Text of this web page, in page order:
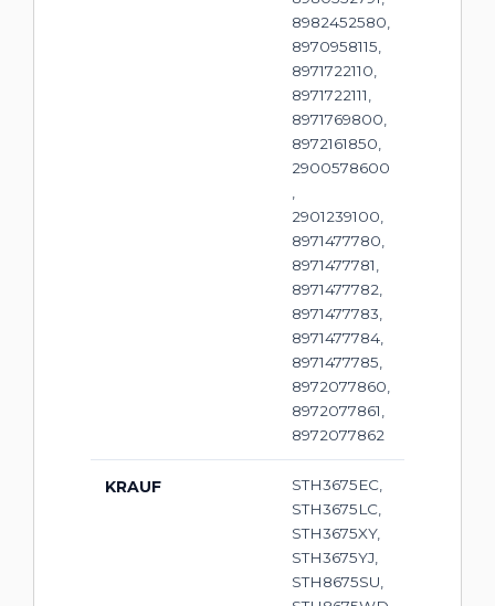
8982452580,
8970958115,
8971722110,
8971722111,
8971769800,
8972161850,
2900578600
,
2901239100,
8971477780,
8971477781,
8971477782,
8971477783,
8971477784,
8971477785,
8972077860,
8972077861,
8972077862
KRAUF
STH3675EC,
STH3675LC,
STH3675XY,
STH3675YJ,
STH8675SU,